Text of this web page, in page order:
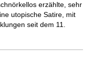
erzählte, sehr
utopische Satire, mit
seit dem 11.